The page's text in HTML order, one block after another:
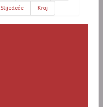
Slijedeće Kraj